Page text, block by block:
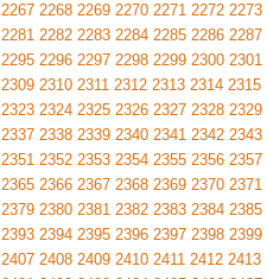
2267 2268 2269 2270 2271 2272 2273
2281 2282 2283 2284 2285 2286 2287
2295 2296 2297 2298 2299 2300 2301
2309 2310 2311 2312 2313 2314 2315
2323 2324 2325 2326 2327 2328 2329
2337 2338 2339 2340 2341 2342 2343
2351 2352 2353 2354 2355 2356 2357
2365 2366 2367 2368 2369 2370 2371
2379 2380 2381 2382 2383 2384 2385
2393 2394 2395 2396 2397 2398 2399
2407 2408 2409 2410 2411 2412 2413